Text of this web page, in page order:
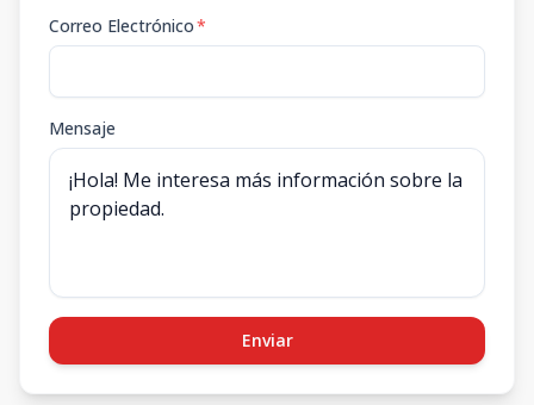
Correo Electrónico*
Mensaje
Enviar